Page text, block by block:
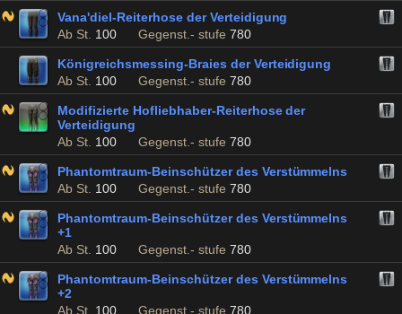
Vana'diel-Reiterhose der Verteidigung
Ab St. 100 Gegenst.- stufe 780
Königreichsmessing-Braies der Verteidigung
Ab St. 100 Gegenst.- stufe 780
Modifizierte Hofliebhaber-Reiterhose der
Verteidigung
Ab St. 100 Gegenst.- stufe 780
Phantomtraum-Beinschützer des Verstümmelns
Ab St. 100 Gegenst.- stufe 780
Phantomtraum-Beinschützer des Verstümmelns
+1
Ab St. 100 Gegenst.- stufe 780
Phantomtraum-Beinschützer des Verstümmelns
+2
Ab St. 100 Gegenst.- stufe 780